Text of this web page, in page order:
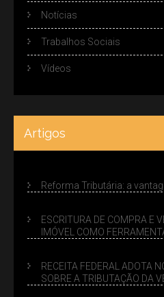
Notícias
Trabalhos Sociais
Vídeos
Artigos
Reforma Tributária: a
ESCRITURA DE COMPRA E
IMÓVEL COMO
RECEITA FEDERAL ADOTA
SOBRE A TRIBUTAÇÃO DA